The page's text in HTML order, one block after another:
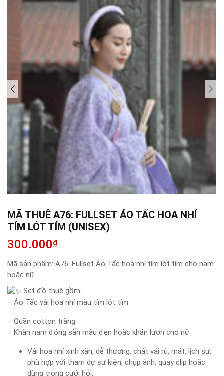
MÃ THUÊ A76: FULLSET ÁO TẤC HOA NHÍ
TÍM LÓT TÍM (UNISEX)
300.000₫
Mã sản phẩm: A76: Fullset Áo Tấc hoa nhí tím lót tím cho nam
hoặc nữ
Set đồ thuê gồm:
– Áo Tấc vải hoa nhí màu tím lót tím
– Quần cotton trắng
– Khăn nam đóng sẵn màu đen hoặc khăn lươn cho nữ
Vải hoa nhí xinh xắn, dễ thương, chất vải rủ, mát, lịch sự,
phù hợp với tham dự sự kiện, chụp ảnh, quay clip hoặc
dùng trong cưới hỏi.